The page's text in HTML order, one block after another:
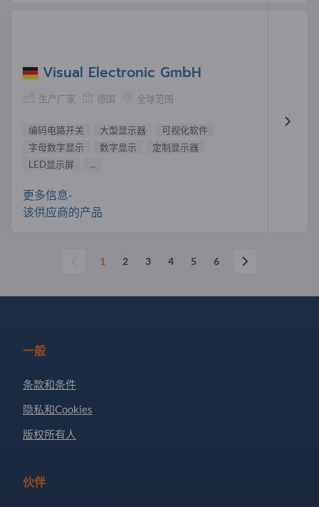
Visual Electronic GmbH
生产厂家 德国 全球范围
编码电路开关 大型显示器
可视化软件
字母数字显示
数字显示
定制显示器
LED显示屏
...
更多信息-
该供应商的产品
1 2 3 4 5 6
一般
条款和条件
隐私和Cookies
版权所有人
伙伴